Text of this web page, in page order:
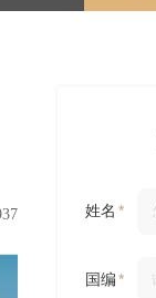
姓名
国编